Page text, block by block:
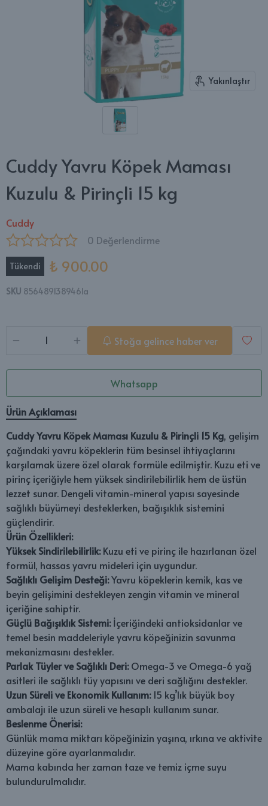
Yakınlaştır
Cuddy Yavru Köpek Maması
Kuzulu & Pirinçli 15 kg
Cuddy
0 Değerlendirme
Tükendi ₺ 900.00
SKU 8564891389461a
Stoğa gelince haber ver
Whatsapp
Ürün Açıklaması
Cuddy Yavru Köpek Maması Kuzulu & Pirinçli 15 Kg, gelişim
çağındaki yavru köpeklerin tüm besinsel ihtiyaçlarını
karşılamak üzere özel olarak formüle edilmiştir. Kuzu eti ve
pirinç içeriğiyle hem yüksek sindirilebilirlik hem de üstün
lezzet sunar. Dengeli vitamin-mineral yapısı sayesinde
sağlıklı büyümeyi desteklerken, bağışıklık sistemini
güçlendirir.
Ürün Özellikleri:
Yüksek Sindirilebilirlik:Kuzu eti ve pirinç ile hazırlanan özel
formül, hassas yavru mideleri için uygundur.
Sağlıklı Gelişim Desteği:Yavru köpeklerin kemik, kas ve
beyin gelişimini destekleyen zengin vitamin ve mineral
içeriğine sahiptir.
Güçlü Bağışıklık Sistemi:İçeriğindeki antioksidanlar ve
temel besin maddeleriyle yavru köpeğinizin savunma
mekanizmasını destekler.
Parlak Tüyler ve Sağlıklı Deri:Omega-3 ve Omega-6 yağ
asitleri ile sağlıklı tüy yapısını ve deri sağlığını destekler.
Uzun Süreli ve Ekonomik Kullanım:15 kg’lık büyük boy
ambalajı ile uzun süreli ve hesaplı kullanım sunar.
Beslenme Önerisi:
Günlük mama miktarı köpeğinizin yaşına, ırkına ve aktivite
düzeyine göre ayarlanmalıdır.
Mama kabında her zaman taze ve temiz içme suyu
bulundurulmalıdır.